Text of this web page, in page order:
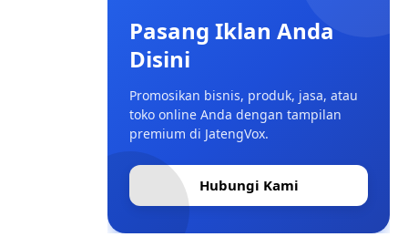
Pasang Iklan Anda
Disini
Promosikan bisnis, produk, jasa, atau
toko online Anda dengan tampilan
premium di JatengVox.
Hubungi Kami